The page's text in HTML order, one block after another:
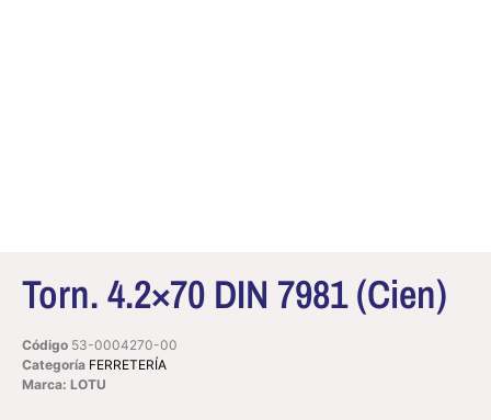
Torn. 4.2×70 DIN 7981 (Cien)
Código 53-0004270-00
Categoría FERRETERÍA
Marca: LOTU